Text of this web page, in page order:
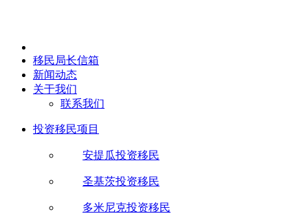
移民局长信箱
新闻动态
关于我们
联系我们
投资移民项目
安提瓜投资移民
圣基茨投资移民
多米尼克投资移民